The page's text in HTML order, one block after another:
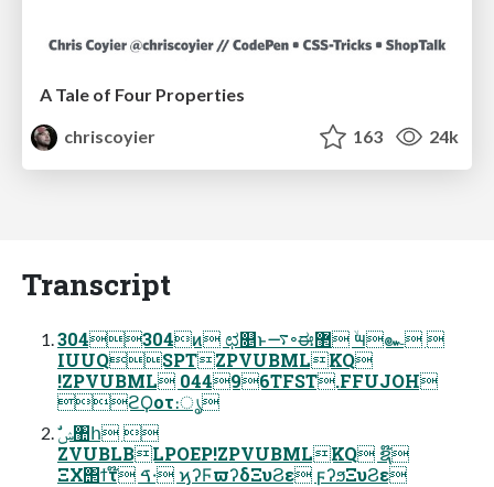
A Tale of Four Properties
chriscoyier
163 24k
Transcript
304304ͷ ಛ௕ͱ࠷৽ಈ޲ ۙ౻๛ 
IUUQSPTZPVUBMLKQ
!ZPVUBML 04496TFST.FFUJOH
ϩϘοτ։ൃ
ZVUBLBLPOEP!ZPVUBMLKQ ຊ໊
ΞΧ΢ϯτ໊ ࠃ੶ ϗʔϜϖʔδΞυϨε ϝʔϧΞυϨε